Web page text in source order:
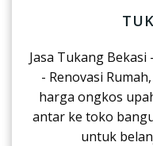
Jasa Tukang Bekasi
- Renovasi
harga ongkos
antar ke toko
untuk